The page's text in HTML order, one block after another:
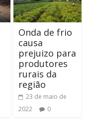
Onda de frio
causa
prejuizo para
produtores
rurais da
região
23 de maio de
2022
0